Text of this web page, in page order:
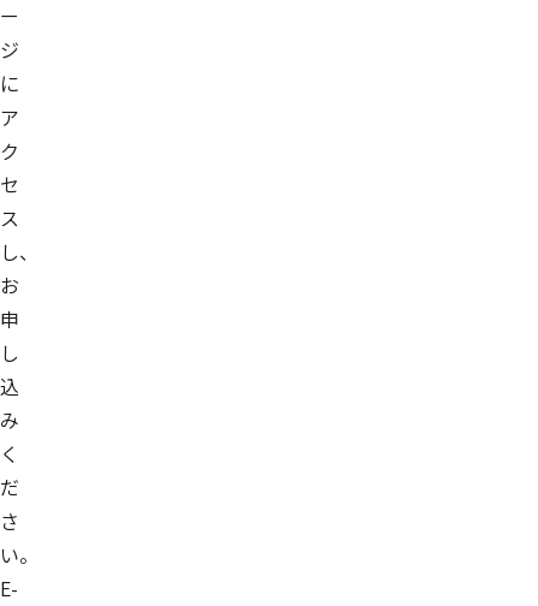
ー
ジ
に
ア
ク
セ
ス
し、
お
申
し
込
み
く
だ
さ
い。
E-